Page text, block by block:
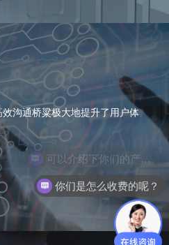
沟通桥粱极大地提升了用户体
你们是怎么收费的呢？